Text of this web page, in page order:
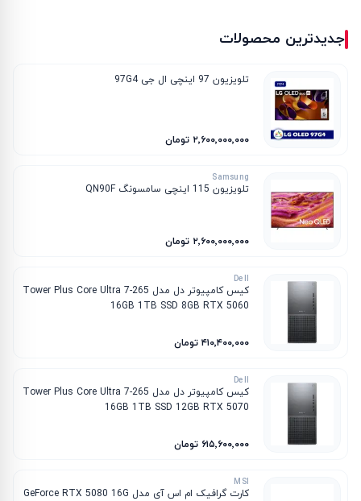
جدیدترین محصولات
تلویزیون 97 اینچی ال جی 97G4
۲٬۶۰۰٬۰۰۰٬۰۰۰ تومان
Samsung
تلویزیون 115 اینچی سامسونگ QN90F
۲٬۶۰۰٬۰۰۰٬۰۰۰ تومان
Dell
کیس کامپیوتر دل مدل Tower Plus Core Ultra 7-265
16GB 1TB SSD 8GB RTX 5060
۴۱۰٬۴۰۰٬۰۰۰ تومان
Dell
کیس کامپیوتر دل مدل Tower Plus Core Ultra 7-265
16GB 1TB SSD 12GB RTX 5070
۶۱۵٬۶۰۰٬۰۰۰ تومان
MSI
کارت گرافیک ام‌ اس‌ آی مدل GeForce RTX 5080 16G